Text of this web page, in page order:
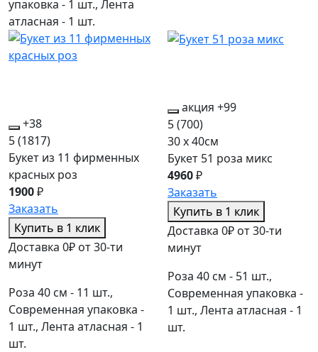
упаковка - 1 шт., Лента
атласная - 1 шт.
+38
5(1817)
Букет из 11 фирменных
красных роз
1900₽
Заказать
Купить в 1 клик
Доставка 0₽ от 30-ти
минут
Роза 40 см - 11 шт.,
Современная упаковка -
1 шт., Лента атласная - 1
шт.
акция +99
5(700)
30 x 40см
Букет 51 роза микс
4960₽
Заказать
Купить в 1 клик
Доставка 0₽ от 30-ти
минут
Роза 40 см - 51 шт.,
Современная упаковка -
1 шт., Лента атласная - 1
шт.